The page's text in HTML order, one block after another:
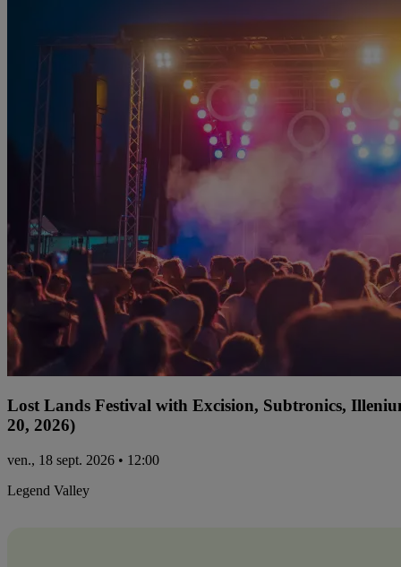
Lost Lands Festival with Excision, Subtronics,
20, 2026)
ven., 18 sept. 2026 • 12:00
Legend Valley